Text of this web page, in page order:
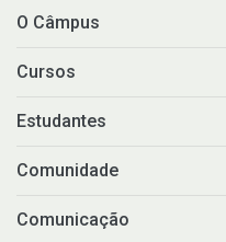
O Câmpus
Cursos
Estudantes
Comunidade
Comunicação